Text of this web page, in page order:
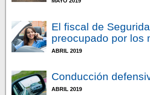
El fiscal de
preocupado por los
ABRIL 2019
Conducción
ABRIL 2019